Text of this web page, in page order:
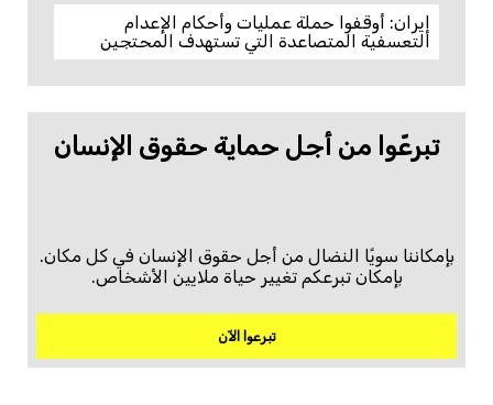
إيران: أوقفوا حملة عمليات وأحكام الإعدام
التعسفية المتصاعدة التي تستهدف المحتجين
تبرعّوا من أجل حماية حقوق الإنسان
بإمكاننا سويًا النضال من أجل حقوق الإنسان في كل مكان.
بإمكان تبرعكم تغيير حياة ملايين الأشخاص.
تبرعوا الآن